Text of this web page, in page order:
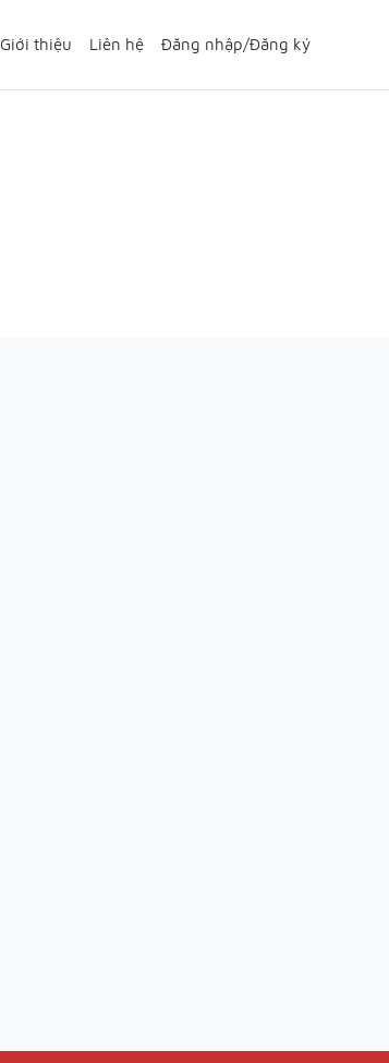
Giới thiệu Liên hệ Đăng nhập/Đăng ký